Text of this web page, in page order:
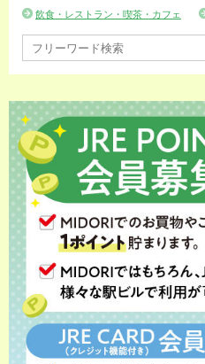
飲食・レストラン・喫茶・カフェ